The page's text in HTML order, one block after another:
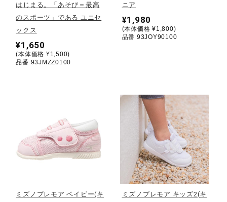
ゴルフ
スイム
テニス／ソフトテニス
はじまる。「あそび＝最高
のスポーツ」である ユニセ
ックス
¥1,650
(本体価格 ¥1,500)
品番 93JMZZ0100
ニア
¥1,980
(本体価格 ¥1,800)
品番 93JOY90100
ミズノプレモア ベイビー(キ
ミズノプレモア キッズ2(キ